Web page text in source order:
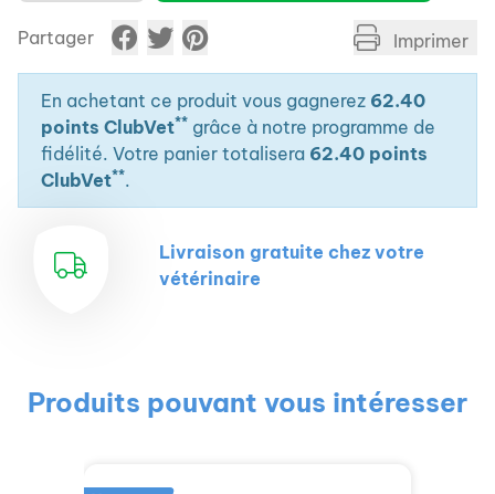
Partager Imprimer
En achetant ce produit vous gagnerez 62.40
points ClubVet** grâce à notre programme de
fidélité. Votre panier totalisera 62.40 points
ClubVet**.
Livraison gratuite chez votre
vétérinaire
Produits pouvant vous intéresser